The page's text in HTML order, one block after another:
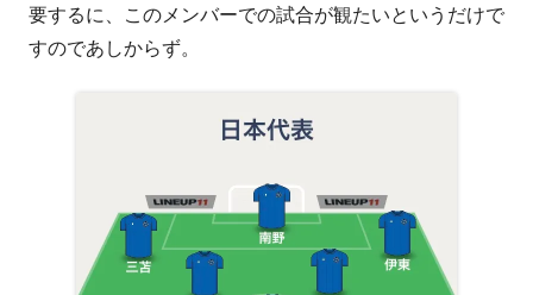
要するに、このメンバーでの試合が観たいというだけで
すのであしからず。